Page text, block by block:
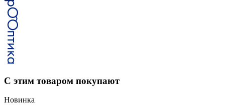
С этим товаром покупают
Новинка